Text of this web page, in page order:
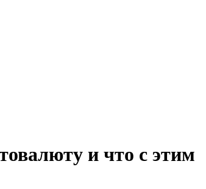
и что с этим